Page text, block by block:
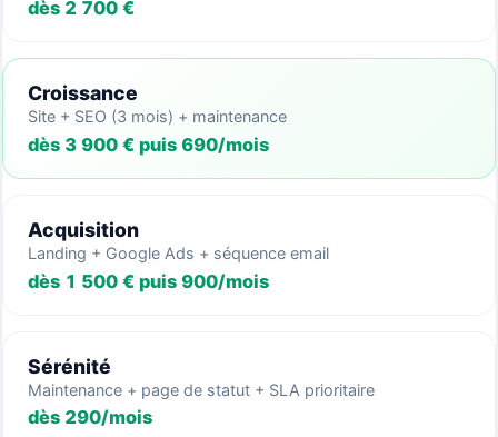
dès 2 700 €
Croissance
Site + SEO (3 mois) + maintenance
dès 3 900 € puis 690/mois
Acquisition
Landing + Google Ads + séquence email
dès 1 500 € puis 900/mois
Sérénité
Maintenance + page de statut + SLA prioritaire
dès 290/mois